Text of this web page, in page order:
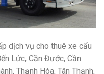
dịch vụ cho thuê xe cẩu
Lức, Cần Đước, Cần
Thạnh Hóa, Tân Thạnh,